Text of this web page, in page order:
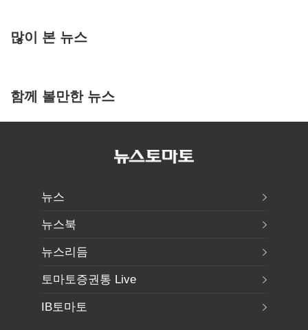
많이 본 뉴스
함께 볼만한 뉴스
뉴스
뉴스북
뉴스리듬
토마토증권통 Live
IB토마토